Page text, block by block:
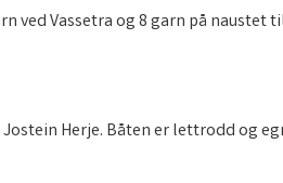
ved Vassetra og 8 garn på
Herje. Båten er lettrodd og